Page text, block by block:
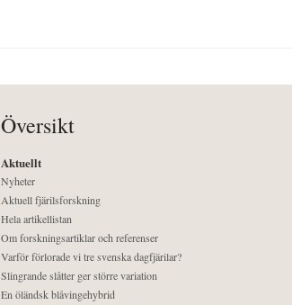
Översikt
Aktuellt
Nyheter
Aktuell fjärilsforskning
Hela artikellistan
Om forskningsartiklar och referenser
Varför förlorade vi tre svenska dagfjärilar?
Slingrande slåtter ger större variation
En öländsk blåvingehybrid